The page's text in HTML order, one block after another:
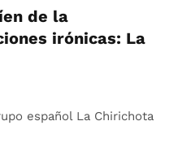
de la
irónicas: La
español La Chirichota